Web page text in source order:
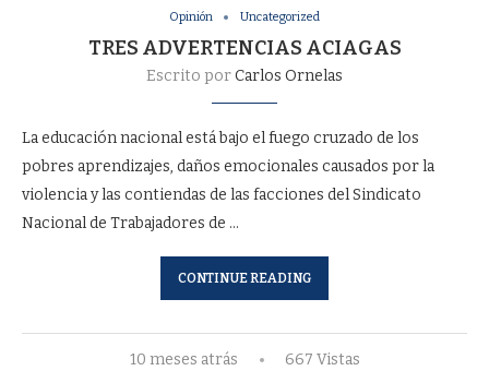
Opinión Uncategorized
TRES ADVERTENCIAS ACIAGAS
Escrito porCarlos Ornelas
La educación nacional está bajo el fuego cruzado de los
pobres aprendizajes, daños emocionales causados por la
violencia y las contiendas de las facciones del Sindicato
Nacional de Trabajadores de …
CONTINUE READING
10 meses atrás 667 Vistas